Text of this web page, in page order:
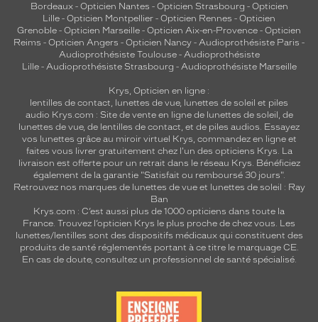
Bordeaux- Opticien Nantes - Opticien Strasbourg - Opticien
Lille - Opticien Montpellier - Opticien Rennes - Opticien
Grenoble - Opticien Marseille - Opticien Aix-en-Provence - Opticien
Reims - Opticien Angers - Opticien Nancy - Audioprothésiste Paris -
Audioprothésiste Toulouse- Audioprothésiste
Lille- Audioprothésiste Strasbourg - Audioprothésiste Marseille
Krys, Opticien en ligne :
lentilles de contact, lunettes de vue, lunettes de soleil et piles
audio Krys.com : Site de vente en ligne de lunettes de soleil, de
lunettes de vue, de lentilles de contact, et de piles audios. Essayez
vos lunettes grâce au miroir virtuel Krys, commandez en ligne et
faites vous livrer gratuitement chez l'un des opticiens Krys. La
livraison est offerte pour un retrait dans le réseau Krys. Bénéficiez
également de la garantie "Satisfait ou remboursé 30 jours".
Retrouvez nos marques de lunettes de vue et lunettes de soleil : Ray
Ban
Krys.com : C’est aussi plus de 1000 opticiens dans toute la
France. Trouvez l’opticien Krys le plus proche de chez vous. Les
lunettes/lentilles sont des dispositifs médicaux qui constituent des
produits de santé réglementés portant à ce titre le marquage CE.
En cas de doute, consultez un professionnel de santé spécialisé.